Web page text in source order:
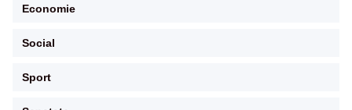
Economie
Social
Sport